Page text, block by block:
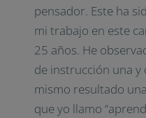
pensador. Este ha
mi trabajo en este
25 años. He
de instrucción una y
mismo resultado
que yo llamo